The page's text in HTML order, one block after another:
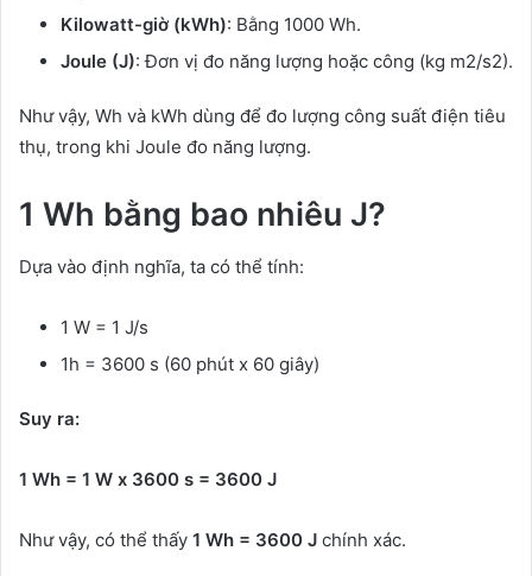
Kilowatt-giờ (kWh): Bằng 1000 Wh.
Joule (J): Đơn vị đo năng lượng hoặc công (kg m2/s2).
Như vậy, Wh và kWh dùng để đo lượng công suất điện tiêu
thụ, trong khi Joule đo năng lượng.
1 Wh bằng bao nhiêu J?
Dựa vào định nghĩa, ta có thể tính:
1 W = 1 J/s
1h = 3600 s (60 phút x 60 giây)
Suy ra:
1 Wh = 1 W x 3600 s = 3600 J
Như vậy, có thể thấy 1 Wh = 3600 J chính xác.